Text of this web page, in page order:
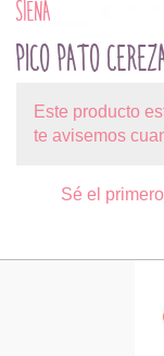
SIENA
PICO PATO
Este producto
te avisemos
Sé el